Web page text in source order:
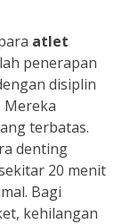
atlet
penerapan
disiplin
terbatas.
denting
20 menit
Bagi
kehilangan